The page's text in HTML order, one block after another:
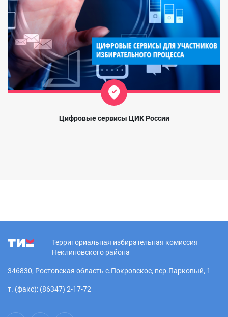
Цифровые сервисы ЦИК России
Территориальная избирательная комиссия
Неклиновского района
346830, Ростовская область с.Покровское, пер.Парковый, 1
т. (факс): (86347) 2-17-72